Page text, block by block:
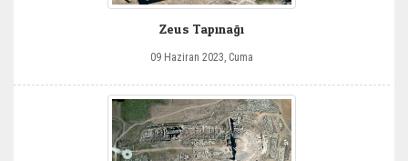
Zeus Tapınağı
09 Haziran 2023, Cuma